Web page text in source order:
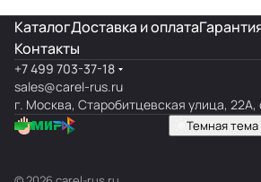
КаталогДоставка и оплата
Контакты
+7 499 703-37-18
sales@carel-rus.ru
г. Москва, Старобитцевская улица, 22А,
Темная тема